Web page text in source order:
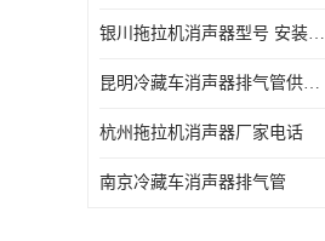
银川拖拉机消声器型号 安装方便
昆明冷藏车消声器排气管供货商 可定制
杭州拖拉机消声器厂家电话
南京冷藏车消声器排气管